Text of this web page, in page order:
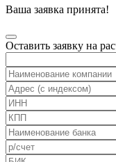
Ваша заявка принята!
Оставить заявку на